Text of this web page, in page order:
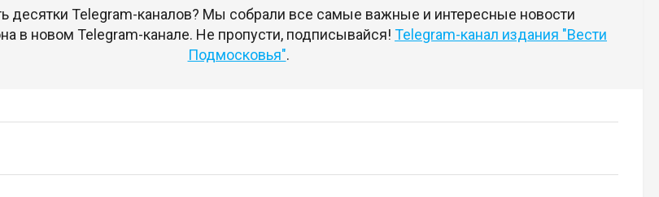
десятки Telegram-каналов? Мы собрали все самые важные и интересные новости
в новом Telegram-канале. Не пропусти, подписывайся! Telegram-канал издания "Вести
Подмосковья".